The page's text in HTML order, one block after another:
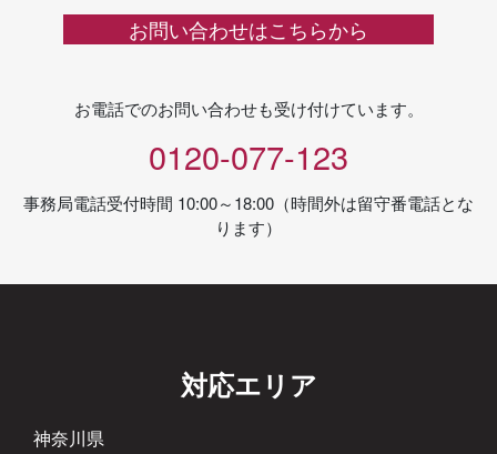
お問い合わせはこちらから
お電話でのお問い合わせも受け付けています。
0120-077-123
事務局電話受付時間 10:00～18:00（時間外は留守番電話とな
ります）
対応エリア
神奈川県